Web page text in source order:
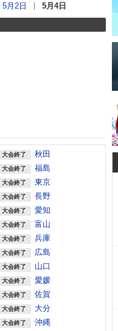
5月2日 5月4日
大会終了 秋田
大会終了 福島
大会終了 東京
大会終了 長野
大会終了 愛知
大会終了 富山
大会終了 兵庫
大会終了 広島
大会終了 山口
大会終了 愛媛
大会終了 佐賀
大会終了 大分
大会終了 沖縄